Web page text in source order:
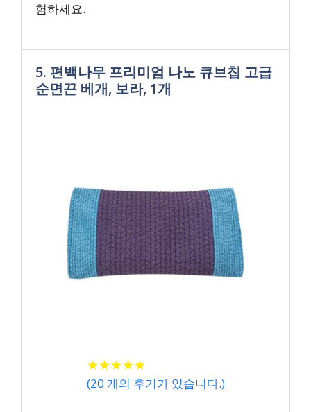
험하세요.
5. 편백나무 프리미엄 나노 큐브칩 고급
순면끈 베개, 보라, 1개
★★★★★
★★★★★
(20 개의 후기가 있습니다.)